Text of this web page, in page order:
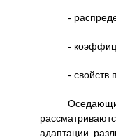
-
-
- свойств
адаптации